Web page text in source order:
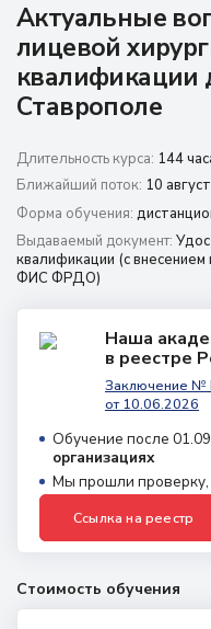
г. Ставрополь,
проспект Кулакова, 10д
8 (800) 350 9867
amo@24amo.ru
Перейти на портал
Актуальные
лицевой
квалификации
Ставрополе
Длительность курса: 144
Ближайший поток: 10
Форма обучения:
Выдаваемый документ:
квалификации (с
ФИС ФРДО)
Наша
в реестре
Заключение №
от 10.06.2026
Обучение после
организациях
Мы прошли
Ссылка на реестр
Стоимость обучения